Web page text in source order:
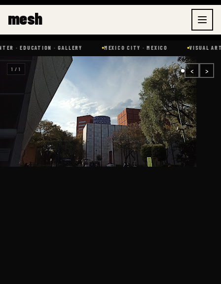
Skip
mesh
· GALLERY MEXICO CITY · MEXICO VISUAL ARTS
1 / 1 ‹ ›